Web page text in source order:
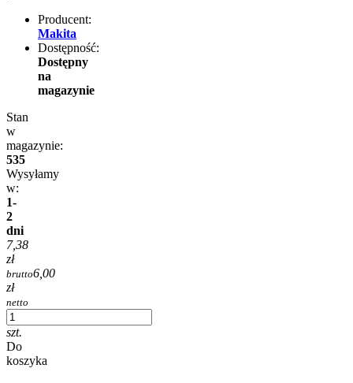
Producent:
Makita
Dostępność:
Dostępny
na
magazynie
Stan
w
magazynie:
535
Wysyłamy
w:
1-
2
dni
7,38
zł
brutto6,00
zł
netto
szt.
Do
koszyka